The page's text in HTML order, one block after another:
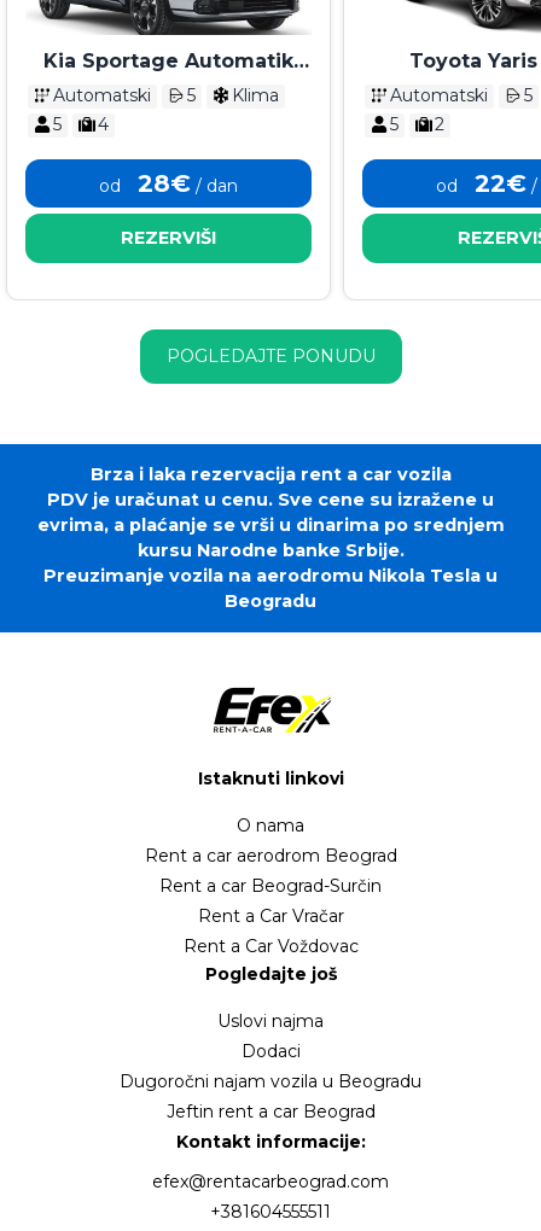
Kia Sportage Automatik
2025 - 2026
Automatski 5
Klima
5
4
od 28€/ dan
REZERVIŠI
Toyota
Automatik
Automatski
5
5
2
od 22€ /
POGLEDAJTE PONUDU
Brza i laka rezervacija rent a car vozila
PDV je uračunat u cenu. Sve cene su izražene u
evrima, a plaćanje se vrši u dinarima po srednjem
kursu Narodne banke Srbije.
Preuzimanje vozila na aerodromu Nikola Tesla u
Beogradu
Istaknuti linkovi
O nama
Rent a car aerodrom Beograd
Rent a car Beograd-Surčin
Rent a Car Vračar
Rent a Car Voždovac
Pogledajte još
Uslovi najma
Dodaci
Dugoročni najam vozila u Beogradu
Jeftin rent a car Beograd
Kontakt informacije:
efex@rentacarbeograd.com
+381604555511